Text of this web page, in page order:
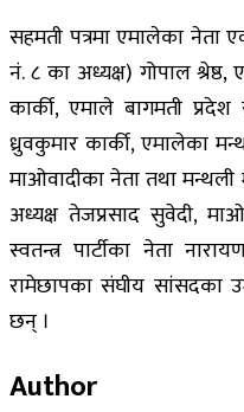
सहमती पत्रमा एमालेका नेता
नं. ८ का अध्यक्ष) गोपाल
कार्की, एमाले बागमती
ध्रुवकुमार कार्की, एमालेका
माओवादीका नेता तथा मन्थली
अध्यक्ष तेजप्रसाद सुवेदी,
स्वतन्त्र पार्टीका नेता
रामेछापका संघीय सांसदका
छन् ।
Author